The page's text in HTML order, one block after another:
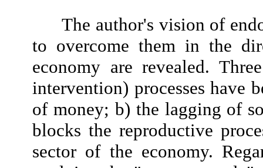
The author's vision of
to overcome them in the
economy are revealed.
intervention) processes have
of money; b) the lagging of
blocks the reproductive
sector of the economy.